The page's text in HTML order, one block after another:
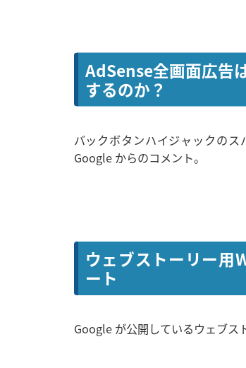
AdSense全画面広告
するのか？
バックボタンハイジャックの
Google からのコメント。
ウェブストーリー用
ート
Google が公開しているウェブス